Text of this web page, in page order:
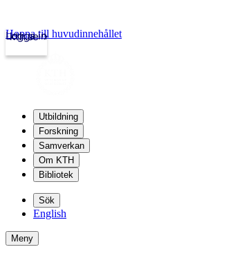
kth.se
Logga in
Hoppa till huvudinnehållet
Utbildning
Forskning
Samverkan
Om KTH
Bibliotek
Sök
English
Meny